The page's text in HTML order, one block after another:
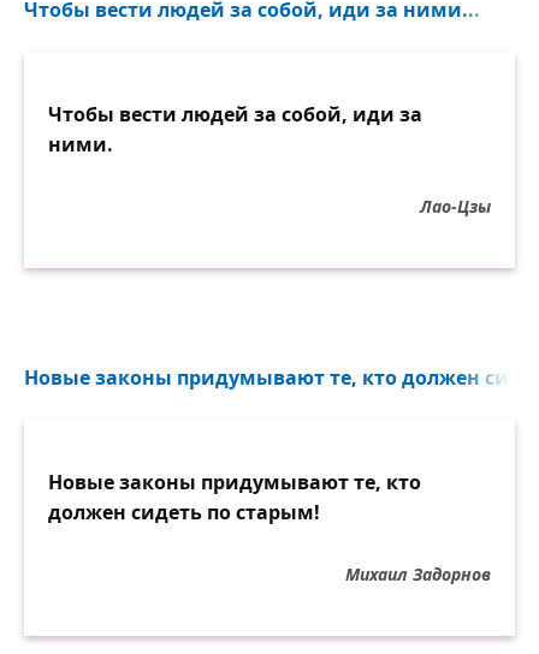
Чтобы вести людей за собой, иди за ними...
Чтобы вести людей за собой, иди за
ними.
Лао-Цзы
Новые законы придумывают те, кто должен
Новые законы придумывают те, кто
должен сидеть по старым!
Михаил Задорнов